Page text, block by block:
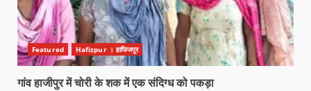
Featured Hafizpur । हाफिजपुर
गांव हाजीपुर में चोरी के शक में एक संदिग्ध को पकड़ा